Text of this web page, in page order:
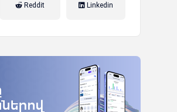
Reddit Linkedin